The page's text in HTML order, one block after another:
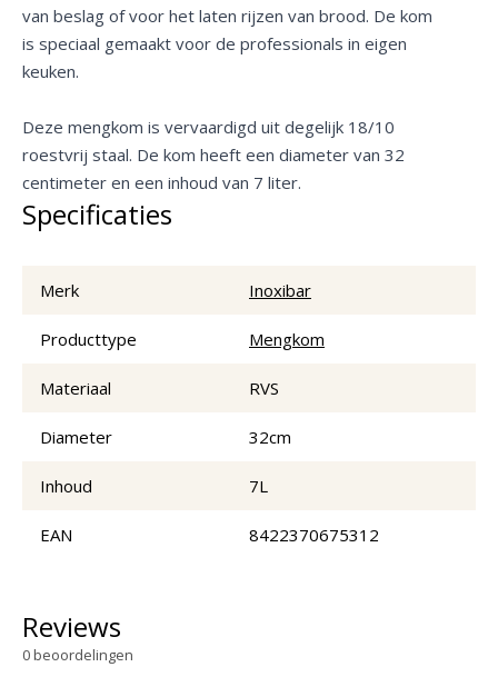
van beslag of voor het laten rijzen van brood. De kom
is speciaal gemaakt voor de professionals in eigen
keuken.
Deze mengkom is vervaardigd uit degelijk 18/10
roestvrij staal. De kom heeft een diameter van 32
centimeter en een inhoud van 7 liter.
Specificaties
Merk Inoxibar
Producttype Mengkom
Materiaal RVS
Diameter 32cm
Inhoud 7L
EAN 8422370675312
Reviews
0beoordelingen